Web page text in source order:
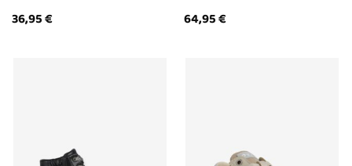
36,95€
64,95€